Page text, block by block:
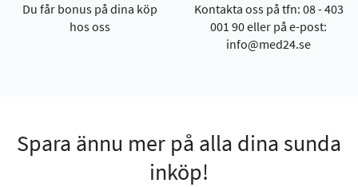
Du får bonus på dina köp
hos oss
Kontakta oss på tfn: 08 - 403
001 90 eller på e-post:
info@med24.se
Spara ännu mer på alla dina sunda
inköp!